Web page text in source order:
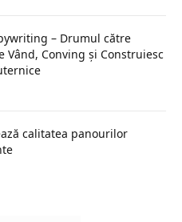
– Drumul către
Vând, Conving și Construiesc
calitatea panourilor